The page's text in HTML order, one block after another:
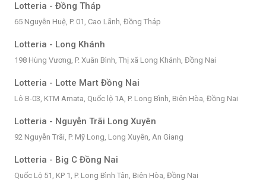
Lotteria - Đồng Tháp
65 Nguyễn Huệ, P. 01, Cao Lãnh, Đồng Tháp
Lotteria - Long Khánh
198 Hùng Vương, P. Xuân Bình, Thị xã Long Khánh, Đồng Nai
Lotteria - Lotte Mart Đồng Nai
Lô B-03, KTM Amata, Quốc lộ 1A, P. Long Bình, Biên Hòa, Đồng Nai
Lotteria - Nguyễn Trãi Long Xuyên
92 Nguyễn Trãi, P. Mỹ Long, Long Xuyên, An Giang
Lotteria - Big C Đồng Nai
Quốc Lộ 51, KP 1, P. Long Bình Tân, Biên Hòa, Đồng Nai